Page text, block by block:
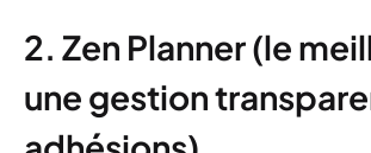
2. Zen Planner (le
une gestion